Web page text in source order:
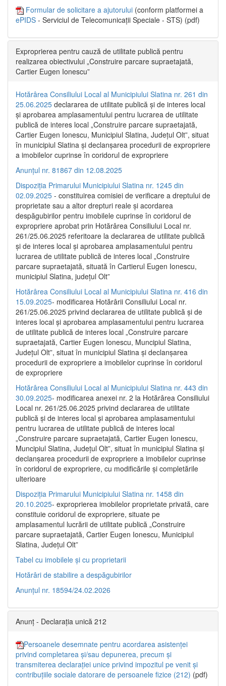
Formular de solicitare a ajutorului (conform platformei a
ePIDS - Serviciul de Telecomunicații Speciale - STS) (pdf)
Exproprierea pentru cauză de utilitate publică pentru
realizarea obiectivului „Construire parcare supraetajată,
Cartier Eugen Ionescu”
Hotărârea Consiliului Local al Municipiului Slatina nr. 261 din
25.06.2025 declararea de utilitate publică și de interes local
și aprobarea amplasamentului pentru lucrarea de utilitate
publică de interes local „Construire parcare supraetajată,
Cartier Eugen Ionescu, Municipiul Slatina, Județul Olt”, situat
în municipiul Slatina și declanșarea procedurii de expropriere
a imobilelor cuprinse în coridorul de expropriere
Anunțul nr. 81867 din 12.08.2025
Dispoziția Primarului Municipiului Slatina nr. 1245 din
02.09.2025 - constituirea comisiei de verificare a dreptului de
proprietate sau a altor drepturi reale și acordarea
despăgubirilor pentru imobilele cuprinse în coridorul de
expropriere aprobat prin Hotărârea Consiliului Local nr.
261/25.06.2025 referitoare la declararea de utilitate publică
și de interes local și aprobarea amplasamentului pentru
lucrarea de utilitate publică de interes local „Construire
parcare supraetajată, situată în Cartierul Eugen Ionescu,
municipiul Slatina, județul Olt”
Hotărârea Consiliului Local al Municipiului Slatina nr. 416 din
15.09.2025- modificarea Hotărârii Consiliului Local nr.
261/25.06.2025 privind declararea de utilitate publică și de
interes local și aprobarea amplasamentului pentru lucrarea
de utilitate publică de interes local „Construire parcare
supraetajată, Cartier Eugen Ionescu, Muncipiul Slatina,
Județul Olt”, situat în municipiul Slatina și declanșarea
procedurii de expropriere a imobilelor cuprinse în coridorul
de expropriere
Hotărârea Consiliului Local al Municipiului Slatina nr. 443 din
30.09.2025- modificarea anexei nr. 2 la Hotărârea Consiliului
Local nr. 261/25.06.2025 privind declararea de utilitate
publică şi de interes local şi aprobarea amplasamentului
pentru lucrarea de utilitate publică de interes local
„Construire parcare supraetajată, Cartier Eugen Ionescu,
Muncipiul Slatina, Judeţul Olt”, situat în municipiul Slatina şi
declanşarea procedurii de expropriere a imobilelor cuprinse
în coridorul de expropriere, cu modificările şi completările
ulterioare
Dispoziția Primarului Municipiului Slatina nr. 1458 din
20.10.2025- exproprierea imobilelor proprietate privată, care
constituie coridorul de expropriere, situate pe
amplasamentul lucrării de utilitate publică „Construire
parcare supraetajată, Cartier Eugen Ionescu, Municipiul
Slatina, Județul Olt”
Tabel cu imobilele și cu proprietarii
Hotărâri de stabilire a despăgubirilor
Anunțul nr. 18594/24.02.2026
Anunț - Declarația unică 212
Persoanele desemnate pentru acordarea asistenței
privind completarea și/sau depunerea, precum și
transmiterea declarației unice privind impozitul pe venit și
contribuțiile sociale datorare de persoanele fizice (212) (pdf)